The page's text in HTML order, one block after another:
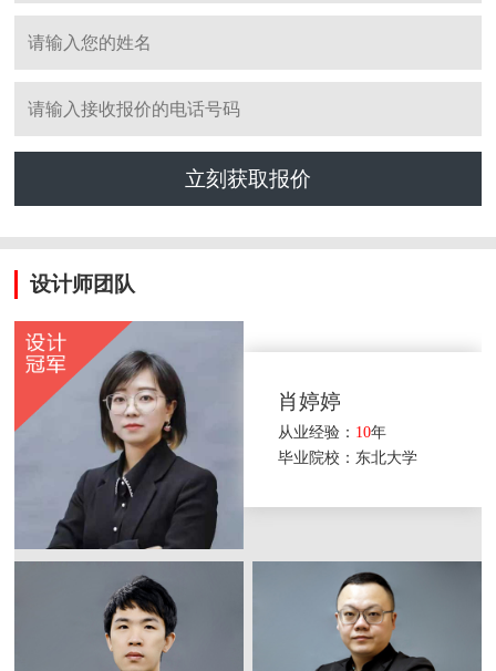
立刻获取报价
设计师团队
肖婷婷
从业经验： 10年
毕业院校：东北大学